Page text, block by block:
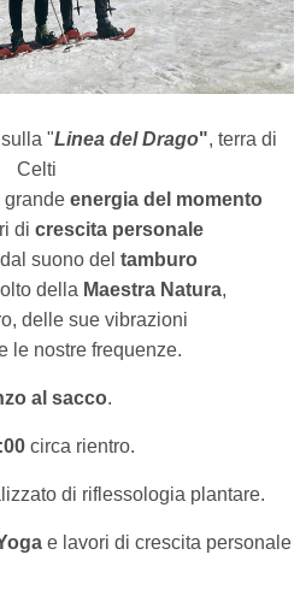
sulla "Linea del Drago", terra di
Celti
grandeenergia del momento
di crescita personale
suono del tamburo
della Maestra Natura,
delle sue vibrazioni
le nostre frequenze.
al sacco.
circa rientro.
di riflessologia plantare.
e lavori di crescita personale